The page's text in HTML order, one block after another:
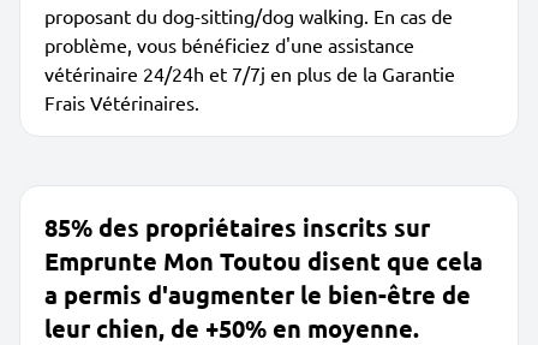
proposant du dog-sitting/dog walking. En cas de
problème, vous bénéficiez d'une assistance
vétérinaire 24/24h et 7/7j en plus de la Garantie
Frais Vétérinaires.
85% des propriétaires inscrits sur
Emprunte Mon Toutou disent que cela
a permis d'augmenter le bien-être de
leur chien, de +50% en moyenne.